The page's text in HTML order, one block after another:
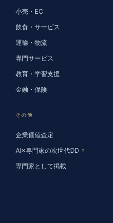
小売・EC
飲食・サービス
運輸・物流
専門サービス
教育・学習支援
金融・保険
その他
企業価値査定
AI×専門家の次世代DD ↗
専門家として掲載